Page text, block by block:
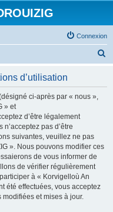
Connexion
d’utilisation
ci-après par « nous »,
» et
d’être légalement
pas d’être
suivantes, veuillez ne pas
». Nous pouvons modifier ces
de vous informer de
de vérifier régulièrement
à « Korvigelloù An
été effectuées, vous acceptez
et mises à jour.